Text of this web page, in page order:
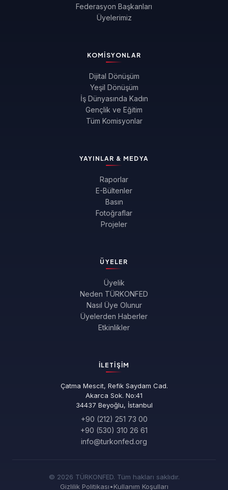
Federasyon Başkanları
Üyelerimiz
KOMISYONLAR
Dijital Dönüşüm
Yeşil Dönüşüm
İş Dünyasında Kadın
Gençlik ve Eğitim
Tüm Komisyonlar
YAYINLAR & MEDYA
Raporlar
E-Bültenler
Basın
Fotoğraflar
Projeler
ÜYELER
Üyelik
Neden TÜRKONFED
Nasıl Üye Olunur
Üyelerden Haberler
Etkinlikler
İLETIŞIM
Çatma Mescit, Refik Saydam Cad.
Akarca Sok. No:41
34437 Beyoğlu, İstanbul
+90 (212) 251 73 00
+90 (530) 310 26 61
info@turkonfed.org
© 2026 TÜRKONFED. Tüm hakları saklıdır.
Gizlilik Politikası•Kullanım Koşulları